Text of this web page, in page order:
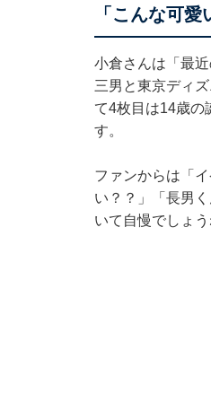
「こんな可
小倉さんは「最
三男と東京ディ
て4枚目は14歳の
す。
ファンからは「
い？？」「長男
いて自慢でしょ